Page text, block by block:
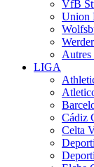
VfB
Union
Autres
LIGA
Cádiz
Celta